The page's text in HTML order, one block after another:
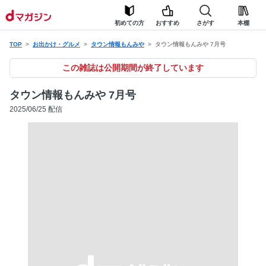
初めての方 おすすめ さがす 本棚
TOP お出かけ・グルメ タウン情報もんみや タウン情報もんみや 7月号
この雑誌は公開期間が終了しています
タウン情報もんみや 7月号
2025/06/25 配信